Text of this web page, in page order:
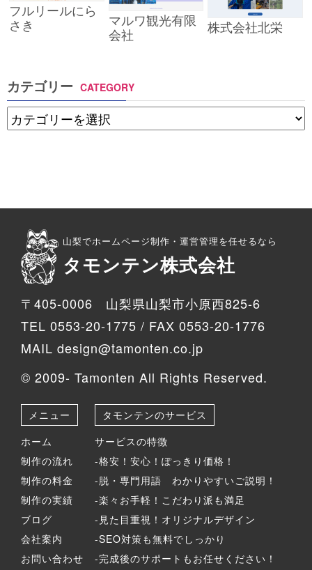
フルリールにら
さき
マルワ観光有限
会社
株式会社北栄
カテゴリー CATEGORY
山梨でホームページ制作・運営管理を任せるなら
タモンテン株式会社
〒405-0006 山梨県山梨市小原西825-6
TEL 0553-20-1775 / FAX 0553-20-1776
MAIL design@tamonten.co.jp
© 2009- Tamonten All Rights Reserved.
メニュー
ホーム
制作の流れ
制作の料金
制作の実績
ブログ
会社案内
お問い合わせ
タモンテンのサービス
サービスの特徴
-格安！安心！ぽっきり価格！
-脱・専門用語 わかりやすいご説明！
-楽々お手軽！こだわり派も満足
-見た目重視！オリジナルデザイン
-SEO対策も無料でしっかり
-完成後のサポートもお任せください！